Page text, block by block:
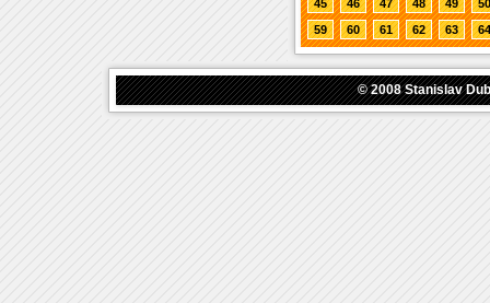
45 46 47 48 49
50
59
60 61 62 63 64
© 2008Stanislav